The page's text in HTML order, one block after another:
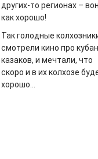
других-то регионах –
как хорошо!
Так голодные
смотрели кино про
казаков, и мечтали, что
скоро и в их колхозе
хорошо…